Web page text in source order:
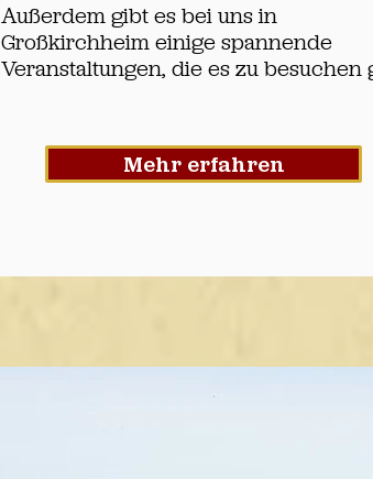
Außerdem gibt es bei uns in
Großkirchheim einige spannende
Veranstaltungen, die es zu besuchen
Mehr erfahren